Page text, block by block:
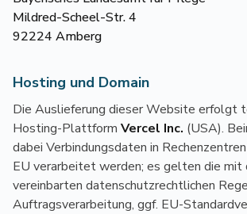
Mildred-Scheel-Str. 4
92224 Amberg
Hosting und Domain
Die Auslieferung dieser Website erfolgt
Hosting-Plattform Vercel Inc. (USA).
dabei Verbindungsdaten in
EU verarbeitet werden; es gelten die
vereinbarten datenschutzrechtlichen
Auftragsverarbeitung, ggf. EU-